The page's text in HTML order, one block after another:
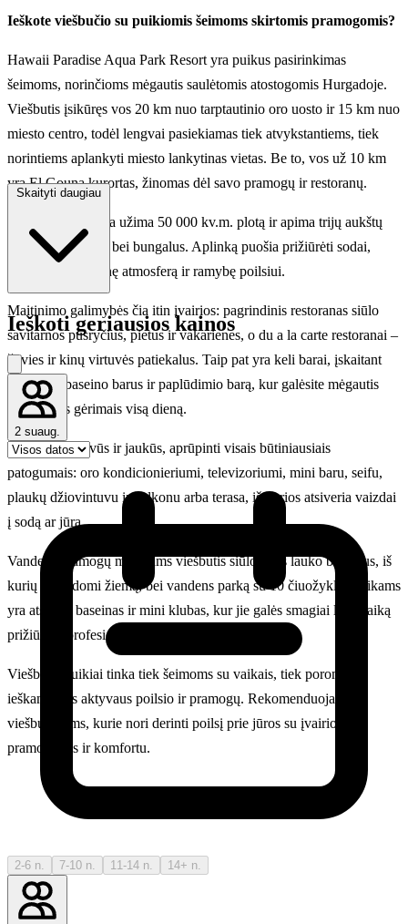
Ieškote viešbučio su puikiomis šeimoms skirtomis pramogomis?
Hawaii Paradise Aqua Park Resort yra puikus pasirinkimas
šeimoms, norinčioms mėgautis saulėtomis atostogomis Hurgadoje.
Viešbutis įsikūręs vos 20 km nuo tarptautinio oro uosto ir 15 km nuo
miesto centro, todėl lengvai pasiekiamas tiek atvykstantiems, tiek
norintiems aplankyti miesto lankytinas vietas. Be to, vos už 10 km
yra El Gouna kurortas, žinomas dėl savo pramogų ir restoranų.
Viešbučio teritorija užima 50 000 kv.m. plotą ir apima trijų aukštų
pagrindinį pastatą bei bungalus. Aplinką puošia prižiūrėti sodai,
suteikiantys tropinę atmosferą ir ramybę poilsiui.
Maitinimo galimybės čia itin įvairios: pagrindinis restoranas siūlo
savitarnos pusryčius, pietus ir vakarienes, o du a la carte restoranai –
žuvies ir kinų virtuvės patiekalus. Taip pat yra keli barai, įskaitant
fojė barą, baseino barus ir paplūdimio barą, kur galėsite mėgautis
gaiviaisiais gėrimais visą dieną.
Kambariai erdvūs ir jaukūs, aprūpinti visais būtiniausiais
patogumais: oro kondicionieriumi, televizoriumi, mini baru, seifu,
plaukų džiovintuvu ir balkonu arba terasa, iš kurios atsiveria vaizdai
į sodą ar jūrą.
Vandens pramogų mėgėjams viešbutis siūlo kelis lauko baseinus, iš
kurių du šildomi žiemą, bei vandens parką su 10 čiuožyklų. Vaikams
yra atskiras baseinas ir mini klubas, kur jie galės smagiai leisti laiką
prižiūrimi profesionalių animatorių.
Viešbutis puikiai tinka tiek šeimoms su vaikais, tiek poroms,
ieškančioms aktyvaus poilsio ir pramogų. Rekomenduojame šį
viešbutį tiems, kurie nori derinti poilsį prie jūros su įvairiomis
pramogomis ir komfortu.
Skaityti daugiau
Ieškoti geriausios kainos
2 suaug.
2-6 n. 7-10 n. 11-14 n. 14+ n.